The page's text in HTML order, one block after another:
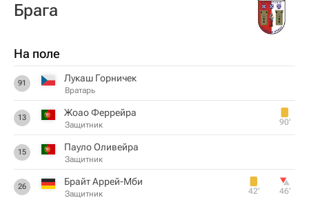
Брага
На поле
91 Лукаш Горничек
Вратарь
13 Жоао Феррейра
Защитник 90‎’‎
15 Пауло Оливейра
Защитник
26 Брайт Аррей-Мби
Защитник 42‎’‎ 46‎’‎